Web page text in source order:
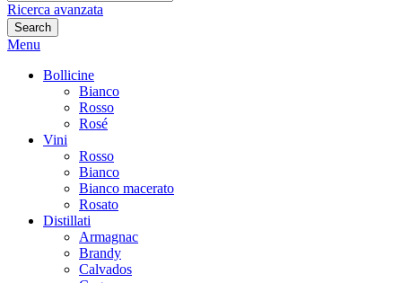
Ricerca avanzata
Search
Menu
Bollicine
Bianco
Rosso
Rosé
Vini
Rosso
Bianco
Bianco macerato
Rosato
Distillati
Armagnac
Brandy
Calvados